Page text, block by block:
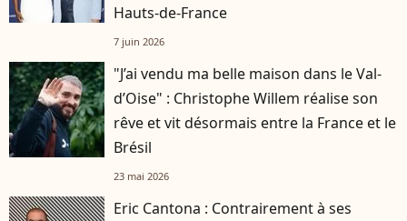
Hauts-de-France
7 juin 2026
"J’ai vendu ma belle maison dans le Val-
d’Oise" : Christophe Willem réalise son
rêve et vit désormais entre la France et le
Brésil
23 mai 2026
Eric Cantona : Contrairement à ses